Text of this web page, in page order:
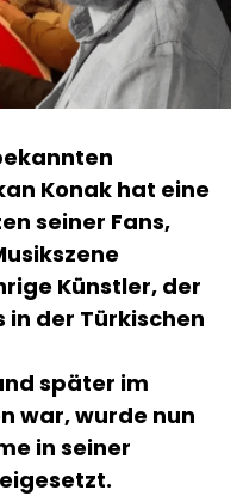
Konak hat eine
seiner Fans,
Künstler, der
in der Türkischen
später im
war, wurde nun
in seiner